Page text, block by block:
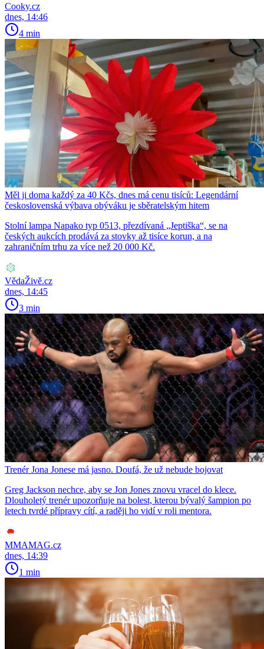
Cooky.cz
dnes, 14:46
4 min
Měl ji doma každý za 40 Kčs, dnes má cenu tisíců: Legendární
československá výbava obýváku je sběratelským hitem
Stolní lampa Napako typ 0513, přezdívaná „Jeptiška“, se na
českých aukcích prodává za stovky až tisíce korun, a na
zahraničním trhu za více než 20 000 Kč.
VědaŽivě.cz
dnes, 14:45
3 min
Trenér Jona Jonese má jasno. Doufá, že už nebude bojovat
Greg Jackson nechce, aby se Jon Jones znovu vracel do klece.
Dlouholetý trenér upozorňuje na bolest, kterou bývalý šampion po
letech tvrdé přípravy cítí, a raději ho vidí v roli mentora.
MMAMAG.cz
dnes, 14:39
1 min